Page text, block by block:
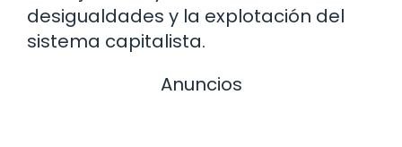
desigualdades y la explotación del
sistema capitalista.
Anuncios